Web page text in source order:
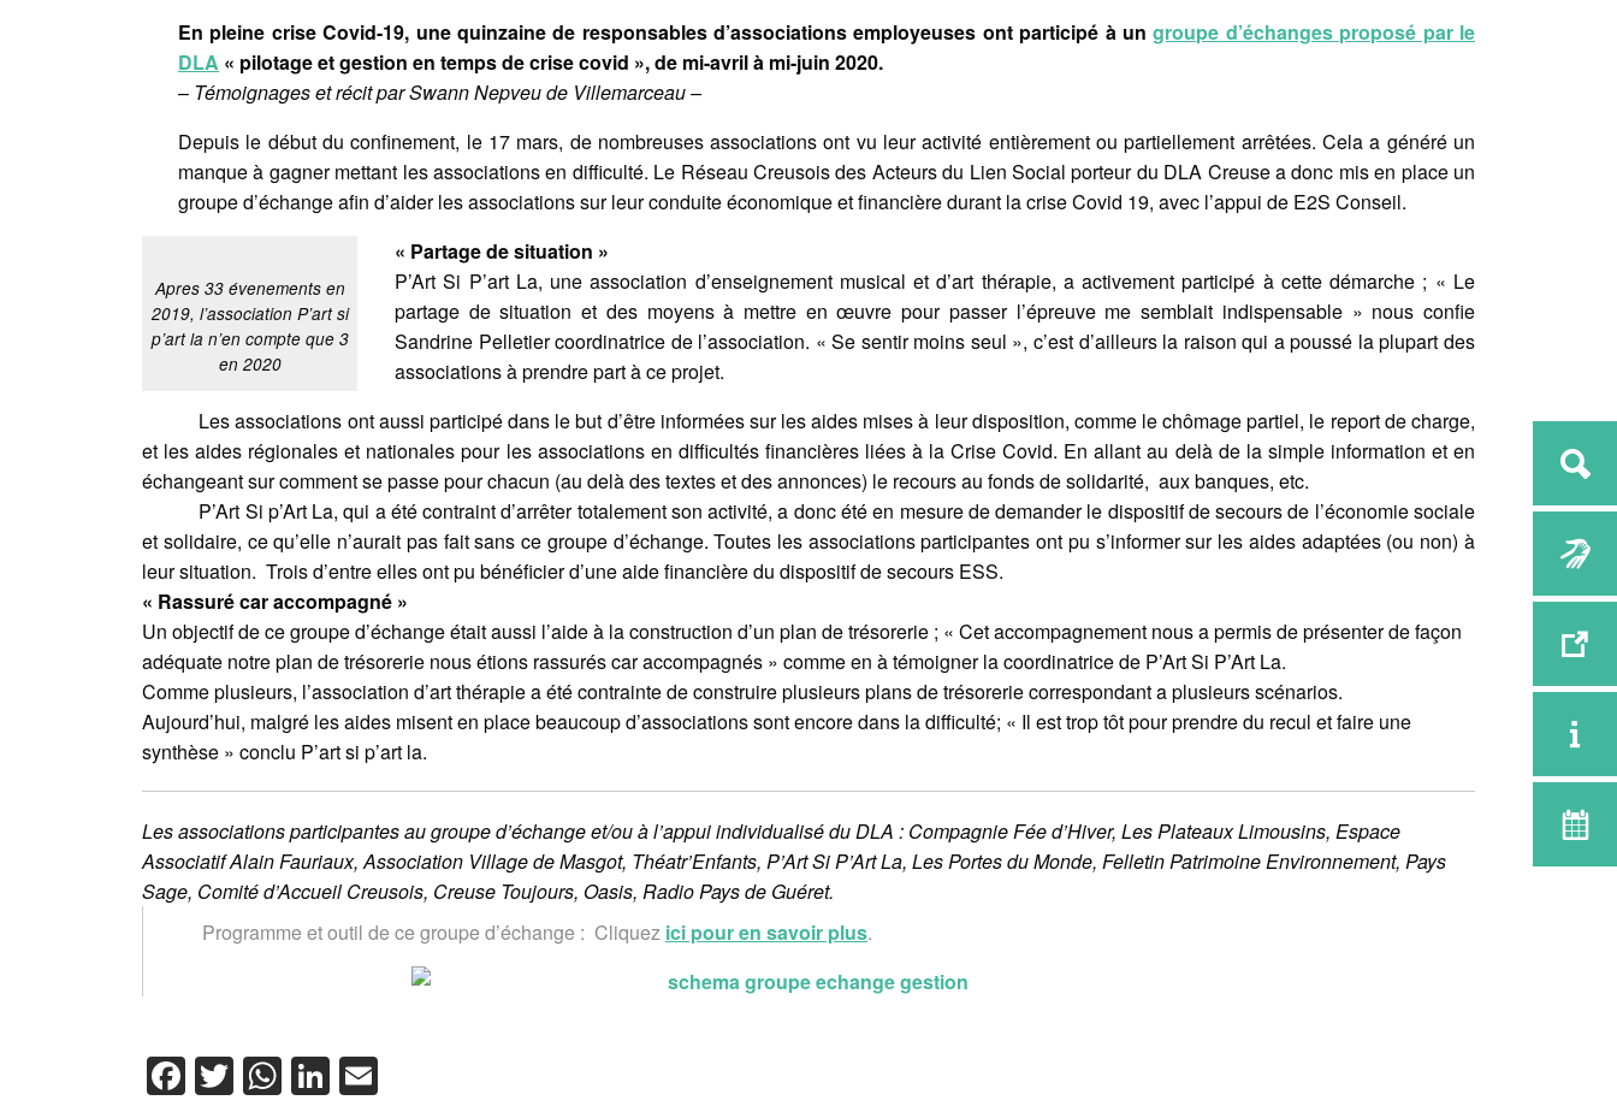
En pleine crise Covid-19, une quinzaine de responsables d’associations employeuses ont participé à ungroupe d’échanges proposé par le
DLA « pilotage et gestion en temps de crise covid », de mi-avril à mi-juin 2020.
– Témoignages et récit par Swann Nepveu de Villemarceau –
Depuis le début du confinement, le 17 mars, de nombreuses associations ont vu leur activité entièrement ou partiellement arrêtées. Cela a généré un
manque à gagner mettant les associations en difficulté. Le Réseau Creusois des Acteurs du Lien Social porteur du DLA Creuse a donc mis en place un
groupe d’échange afin d’aider les associations sur leur conduite économique et financière durant la crise Covid 19, avec l’appui de E2S Conseil.
Apres 33 évenements en
2019, l’association P’art si
p’art la n’en compte que 3
en 2020
« Partage de situation »
P’Art Si P’art La, une association d’enseignement musical et d’art thérapie, a activement participé à cette démarche ; « Le
partage de situation et des moyens à mettre en œuvre pour passer l’épreuve me semblait indispensable » nous confie
Sandrine Pelletier coordinatrice de l’association. « Se sentir moins seul », c’est d’ailleurs la raison qui a poussé la plupart des
associations à prendre part à ce projet.
Les associations ont aussi participé dans le but d’être informées sur les aides mises à leur disposition, comme le chômage partiel, le report de charge,
et les aides régionales et nationales pour les associations en difficultés financières liées à la Crise Covid. En allant au delà de la simple information et en
échangeant sur comment se passe pour chacun (au delà des textes et des annonces) le recours au fonds de solidarité, aux banques, etc.
P’Art Si p’Art La, qui a été contraint d’arrêter totalement son activité, a donc été en mesure de demander le dispositif de secours de l’économie sociale
et solidaire, ce qu’elle n’aurait pas fait sans ce groupe d’échange. Toutes les associations participantes ont pu s’informer sur les aides adaptées (ou non) à
leur situation. Trois d’entre elles ont pu bénéficier d’une aide financière du dispositif de secours ESS.
« Rassuré car accompagné »
Un objectif de ce groupe d’échange était aussi l’aide à la construction d’un plan de trésorerie ; « Cet accompagnement nous a permis de présenter de façon
adéquate notre plan de trésorerie nous étions rassurés car accompagnés » comme en à témoigner la coordinatrice de P’Art Si P’Art La.
Comme plusieurs, l’association d’art thérapie a été contrainte de construire plusieurs plans de trésorerie correspondant a plusieurs scénarios.
Aujourd’hui, malgré les aides misent en place beaucoup d’associations sont encore dans la difficulté; « Il est trop tôt pour prendre du recul et faire une
synthèse » conclu P’art si p’art la.
Les associations participantes au groupe d’échange et/ou à l’appui individualisé du DLA : Compagnie Fée d’Hiver, Les Plateaux Limousins, Espace
Associatif Alain Fauriaux, Association Village de Masgot, Théatr’Enfants, P’Art Si P’Art La, Les Portes du Monde, Felletin Patrimoine Environnement, Pays
Sage, Comité d’Accueil Creusois, Creuse Toujours, Oasis, Radio Pays de Guéret.
Programme et outil de ce groupe d’échange : Cliquez ici pour en savoir plus.
Facebook
Twitter
WhatsApp
LinkedIn